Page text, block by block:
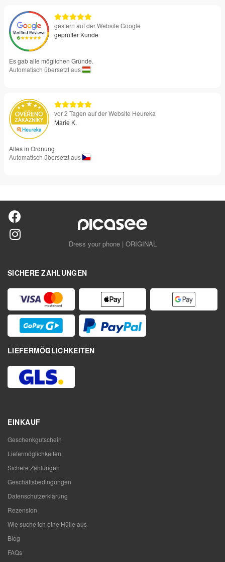
gestern auf der Website Google
geprüfter Kunde
Es gab alle möglichen Gründe.
Automatisch übersetzt aus
vor 2 Tagen auf der Website Heureka
Marie K.
Alles in Ordnung
Automatisch übersetzt aus
Dress your phone | ORIGINAL
SICHERE ZAHLUNGEN
LIEFERMÖGLICHKEITEN
EINKAUF
Geschenkgutschein
Liefermöglichkeiten
Sichere Zahlungen
Geschäftsbedingungen
Datenschutzerklärung
Rezension
Wie suche ich eine Hülle aus
Blog
FAQs